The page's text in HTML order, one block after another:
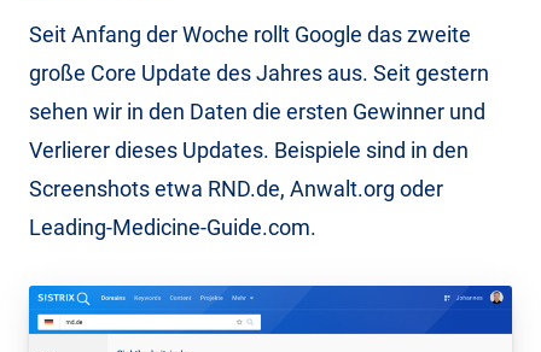
Seit Anfang der Woche rollt Google das zweite
große Core Update des Jahres aus. Seit gestern
sehen wir in den Daten die ersten Gewinner und
Verlierer dieses Updates. Beispiele sind in den
Screenshots etwa RND.de, Anwalt.org oder
Leading-Medicine-Guide.com.